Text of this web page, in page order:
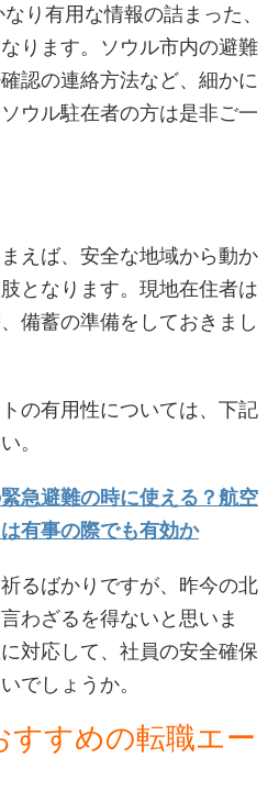
り有用な情報の詰まった、
ります。ソウル市内の避難
認の連絡方法など、細かに
ウル駐在者の方は是非ご一
えば、安全な地域から動か
となります。現地在住者は
備蓄の準備をしておきまし
の有用性については、下記
。
急避難の時に使える？航空
有事の際でも有効か
るばかりですが、昨今の北
わざるを得ないと思いま
対応して、社員の安全確保
でしょうか。
すすめの転職エー